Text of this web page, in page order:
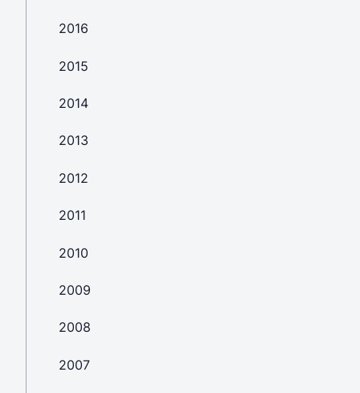
2016
2015
2014
2013
2012
2011
2010
2009
2008
2007